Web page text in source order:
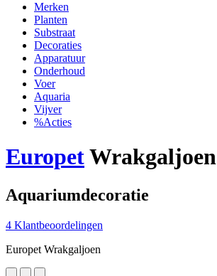
Merken
Planten
Substraat
Decoraties
Apparatuur
Onderhoud
Voer
Aquaria
Vijver
%Acties
EuropetWrakgaljoen
Aquariumdecoratie
4 Klantbeoordelingen
Europet Wrakgaljoen